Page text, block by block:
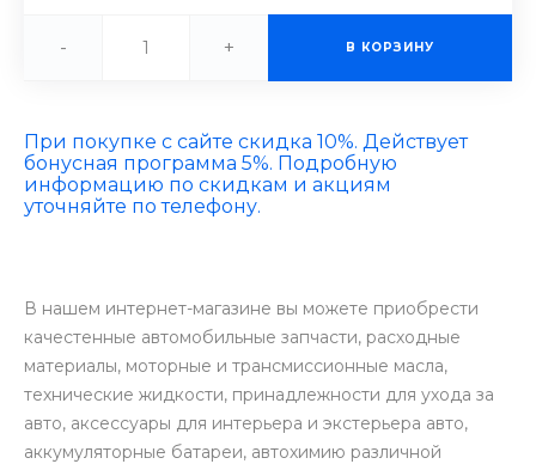
- + В КОРЗИНУ
При покупке с сайте скидка 10%. Действует
бонусная программа 5%. Подробную
информацию по скидкам и акциям
уточняйте по телефону.
В нашем интернет-магазине вы можете приобрести
качестенные автомобильные запчасти, расходные
материалы, моторные и трансмиссионные масла,
технические жидкости, принадлежности для ухода за
авто, аксессуары для интерьера и экстерьера авто,
аккумуляторные батареи, автохимию различной